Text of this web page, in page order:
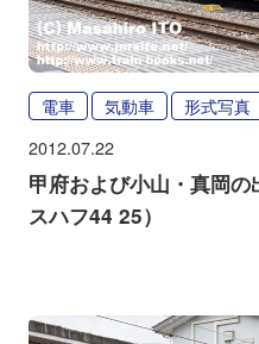
電車 気動車 形式写真
2012.07.22
甲府および小山・真岡
スハフ44 25）